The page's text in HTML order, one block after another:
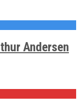
Andersen